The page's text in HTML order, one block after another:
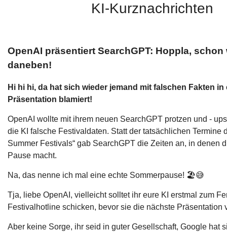
KI-Kurznachrichten
OpenAI präsentiert SearchGPT: Hoppla, schon
daneben!
Hi hi hi, da hat sich wieder jemand mit falschen Fakten in
Präsentation blamiert!
OpenAI wollte mit ihrem neuen SearchGPT protzen und -
die KI falsche Festivaldaten. Statt der tatsächlichen Termine
Summer Festivals“ gab SearchGPT die Zeiten an, in denen
Pause macht.
Na, das nenne ich mal eine echte Sommerpause! 🏖️😅
Tja, liebe OpenAI, vielleicht solltet ihr eure KI erstmal zum
Festivalhotline schicken, bevor sie die nächste Präsentation
Aber keine Sorge, ihr seid in guter Gesellschaft, Google hat